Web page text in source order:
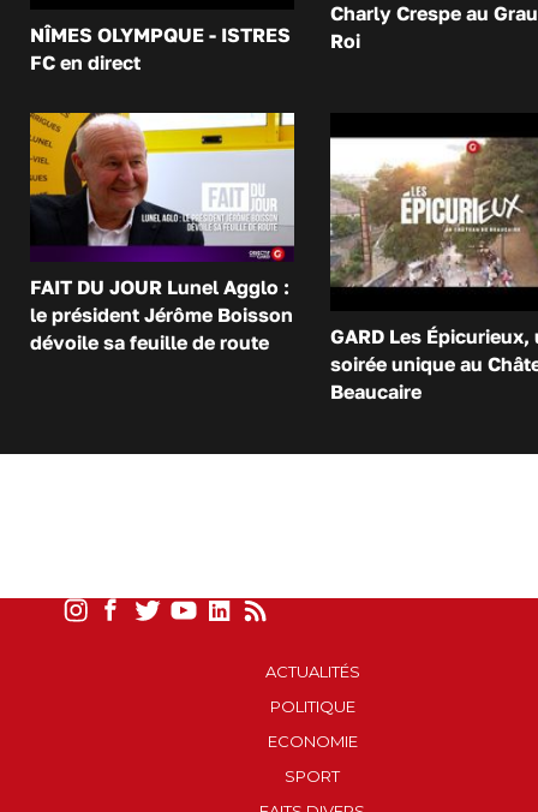
NÎMES OLYMPQUE - ISTRES
FC en direct
Charly Crespe au
Roi
FAIT DU JOUR Lunel Agglo :
le président Jérôme Boisson
dévoile sa feuille de route
GARD Les Épicurieux,
soirée unique au
Beaucaire
ACTUALITÉS
POLITIQUE
ECONOMIE
SPORT